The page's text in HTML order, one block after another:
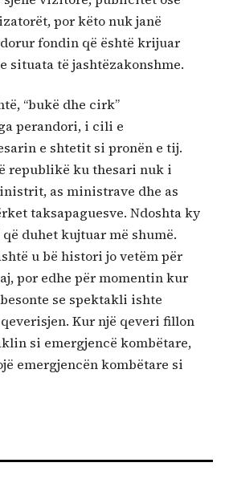
por këto nuk janë
fondin që është krijuar
situata të jashtëzakonshme.
“bukë dhe cirk”
perandori, i cili e
e shtetit si pronën e tij.
republikë ku thesari nuk i
as ministrave dhe as
taksapaguesve. Ndoshta ky
duhet kujtuar më shumë.
u bë histori jo vetëm për
por edhe për momentin kur
se spektakli ishte
Kur një qeveri fillon
si emergjencë kombëtare,
emergjencën kombëtare si